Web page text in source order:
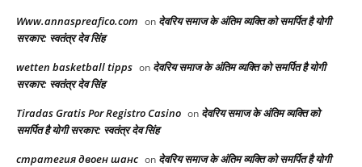
Www.annaspreafico.com on देवरिय समाज के अंतिम व्यक्ति को समर्पित है योगी
सरकार: स्वतंत्र देव सिंह
wetten basketball tipps on देवरिय समाज के अंतिम व्यक्ति को समर्पित है योगी
सरकार: स्वतंत्र देव सिंह
Tiradas Gratis Por Registro Casino on देवरिय समाज के अंतिम व्यक्ति को
समर्पित है योगी सरकार: स्वतंत्र देव सिंह
стратегия двоен шанс on देवरिय समाज के अंतिम व्यक्ति को समर्पित है योगी